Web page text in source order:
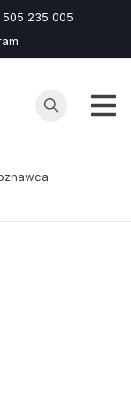
505 235 005